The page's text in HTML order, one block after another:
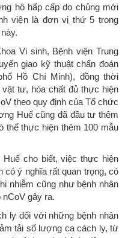
hô hấp cấp do chủng mới
viện là đơn vị thứ 5 trong
Vi sinh, Bệnh viện Trung
giao kỹ thuật chẩn đoán
Hồ Chí Minh), đồng thời
tư, hóa chất đủ thực hiện
theo quy định của Tổ chức
Huế cũng đã đầu tư thêm
thể thực hiện thêm 100 mẫu
cho biết, việc thực hiện
có ý nghĩa rất quan trọng, có
nhiễm cũng như bệnh nhân
gây ra.
ly đối với những bệnh nhân
tải số lượng ca cách ly, từ